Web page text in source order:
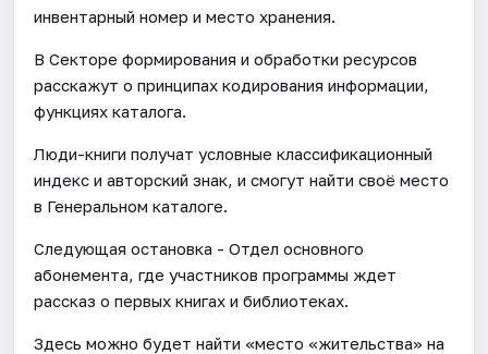
инвентарный номер и место хранения.
В Секторе формирования и обработки ресурсов
расскажут о принципах кодирования информации,
функциях каталога.
Люди-книги получат условные классификационный
индекс и авторский знак, и смогут найти своё место
в Генеральном каталоге.
Следующая остановка - Отдел основного
абонемента, где участников программы ждет
рассказ о первых книгах и библиотеках.
Здесь можно будет найти «место «жительства» на